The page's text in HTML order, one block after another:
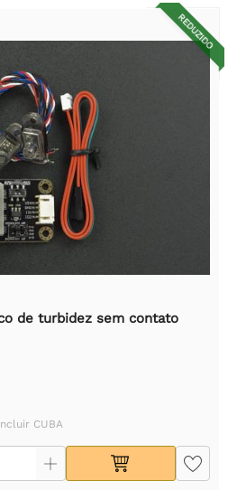
REDUZIDO
de turbidez sem contato
CUBA